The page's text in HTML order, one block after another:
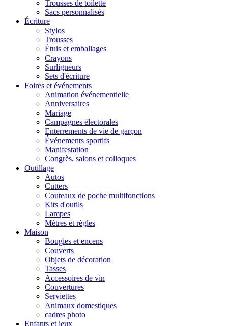
Trousses de toilette
Sacs personnalisés
Écriture
Stylos
Trousses
Étuis et emballages
Crayons
Surligneurs
Sets d'écriture
Foires et événements
Animation événementielle
Anniversaires
Mariage
Campagnes électorales
Enterrements de vie de garçon
Événements sportifs
Manifestation
Congrès, salons et colloques
Outillage
Autos
Cutters
Couteaux de poche multifonctions
Kits d'outils
Lampes
Mètres et règles
Maison
Bougies et encens
Couverts
Objets de décoration
Tasses
Accessoires de vin
Couvertures
Serviettes
Animaux domestiques
cadres photo
Enfants et jeux